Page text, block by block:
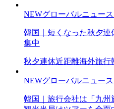
NEWグローバルニュース
韓国｜短くなった秋夕連
集中
秋夕連休近距離海外旅行
NEWグローバルニュース
韓国｜旅行会社は「九